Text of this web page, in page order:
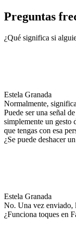
Preguntas
¿Qué significa si
Estela Granada
Normalmente,
Puede ser una señal
simplemente un gesto
que tengas con esa
¿Se puede deshacer
Estela Granada
No. Una vez enviado,
¿Funciona toques en